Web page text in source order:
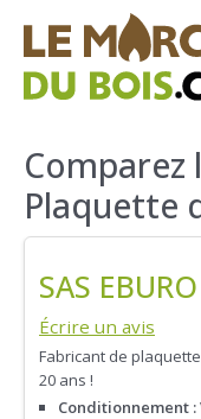
CHAUFFAGE AU BOIS
FAQ
TROUVER SON
BLOG
Comparez
Plaquette
SAS EBURO
Écrire un avis
Fabricant de
20 ans !
Conditionnement :